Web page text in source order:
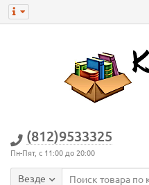
(812)9533325
Пн-Пят, с 11:00 до 20:00
Везде